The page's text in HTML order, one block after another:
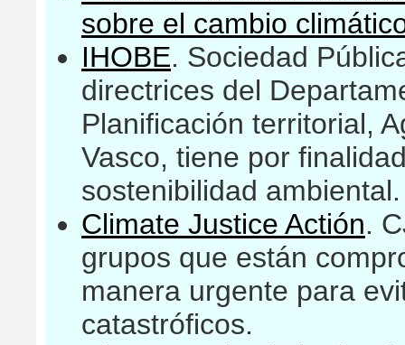
sobre el cambio
IHOBE. Sociedad
directrices del
Planificación territorial,
Vasco, tiene por
sostenibilidad ambiental.
Climate Justice Actión.
grupos que están
manera urgente para
catastróficos.